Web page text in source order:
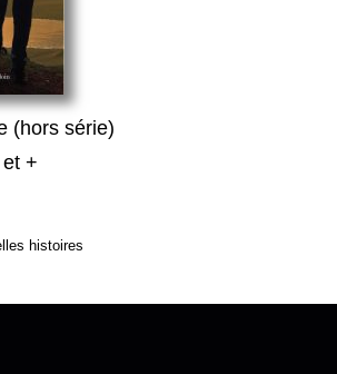
(hors série)
+
histoires